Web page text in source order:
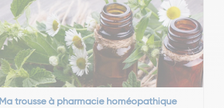
Ma trousse à pharmacie homéopathique